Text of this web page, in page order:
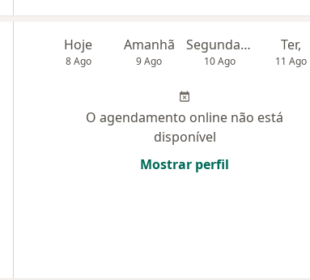
Hoje
8 Ago
Amanhã
9 Ago
Segunda-feira
10 Ago
Ter,
11 Ago
O agendamento online não está
disponível
Mostrar perfil